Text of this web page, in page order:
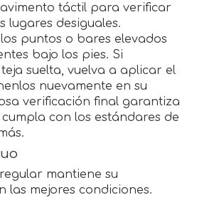
táctil para verificar
lugares desiguales.
puntos o bares elevados
bajo los pies. Si
suelta, vuelva a aplicar el
nuevamente en su
verificación final garantiza
con los estándares de
mantiene su
las mejores condiciones.